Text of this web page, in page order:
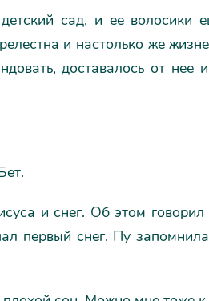
сад, и ее волосики
и настолько же
доставалось от нее
и снег. Об этом
первый снег. Пу